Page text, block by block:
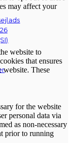
may affect your
website to
that ensures
website. These
for the website
personal data via
as non-necessary
prior to running